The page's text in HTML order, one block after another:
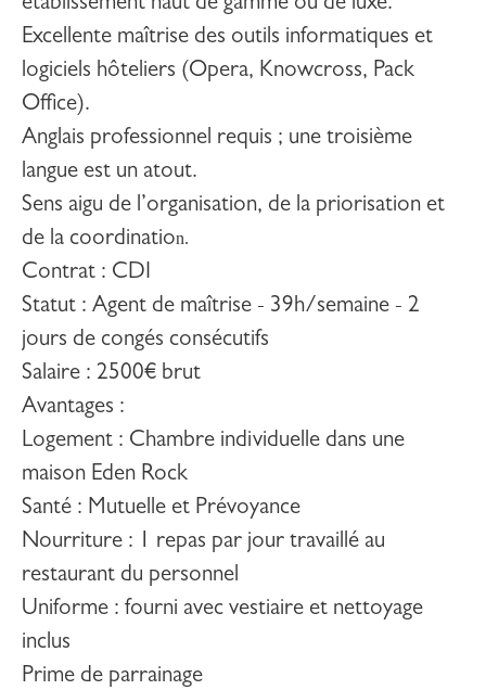
établissement haut de gamme ou de luxe.
Excellente maîtrise des outils informatiques et
logiciels hôteliers (Opera, Knowcross, Pack
Office).
Anglais professionnel requis ; une troisième
langue est un atout.
Sens aigu de l’organisation, de la priorisation et
de la coordination.
Contrat : CDI
Statut : Agent de maîtrise - 39h/semaine - 2
jours de congés consécutifs
Salaire : 2500€ brut
Avantages :
Logement : Chambre individuelle dans une
maison Eden Rock
Santé : Mutuelle et Prévoyance
Nourriture : 1 repas par jour travaillé au
restaurant du personnel
Uniforme : fourni avec vestiaire et nettoyage
inclus
Prime de parrainage